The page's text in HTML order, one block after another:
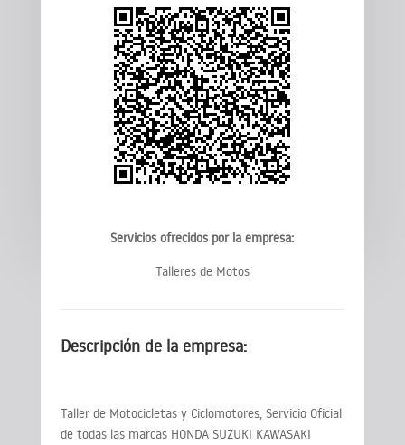
Servicios ofrecidos por la empresa:
Talleres de Motos
Descripción de la empresa:
Taller de Motocicletas y Ciclomotores, Servicio Oficial
de todas las marcas HONDA SUZUKI KAWASAKI